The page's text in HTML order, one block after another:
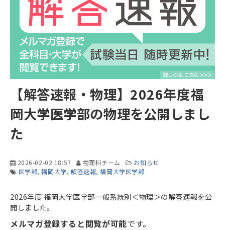
医学部解答速報2026
【解答速報・物理】2026年度福
岡大学医学部の物理を公開しまし
た
2026-02-02 18:57 物理科チーム
お知らせ
医学部 福岡大学 解答速報 福岡大学医学部
2026年度 福岡大学医学部一般系統別＜物理＞の解答速報を公
開しました。
メルマガ登録すると閲覧が可能です。